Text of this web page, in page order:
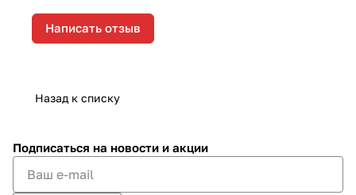
Написать отзыв
Назад к списку
Подписаться на новости и акции